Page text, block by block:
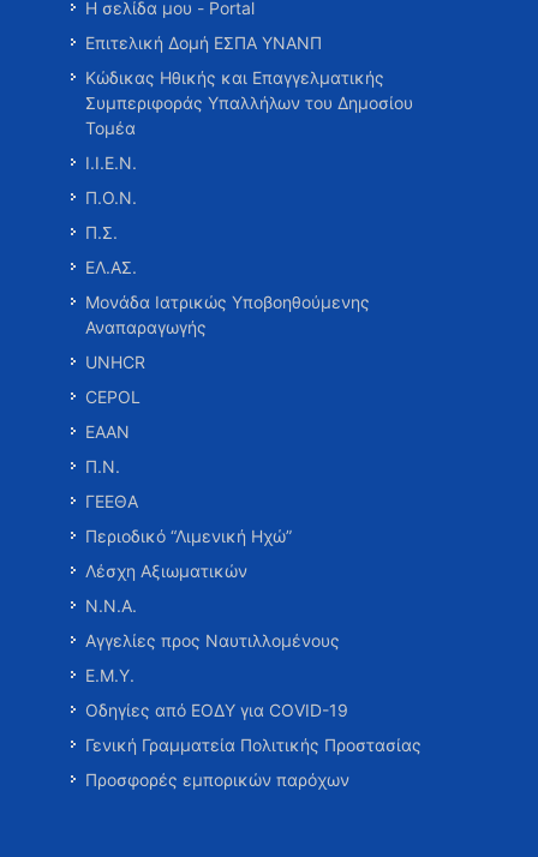
Η σελίδα μου - Portal
Επιτελική Δομή ΕΣΠΑ ΥΝΑΝΠ
Κώδικας Ηθικής και Επαγγελματικής
Συμπεριφοράς Υπαλλήλων του Δημοσίου
Τομέα
Ι.Ι.Ε.Ν.
Π.Ο.Ν.
Π.Σ.
ΕΛ.ΑΣ.
Μονάδα Ιατρικώς Υποβοηθούμενης
Αναπαραγωγής
UNHCR
CEPOL
ΕΑΑΝ
Π.Ν.
ΓΕΕΘΑ
Περιοδικό “Λιμενική Ηχώ”
Λέσχη Αξιωματικών
Ν.Ν.Α.
Αγγελίες προς Ναυτιλλομένους
Ε.Μ.Υ.
Οδηγίες από ΕΟΔΥ για COVID-19
Γενική Γραμματεία Πολιτικής Προστασίας
Προσφορές εμπορικών παρόχων